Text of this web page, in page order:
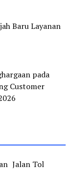
Baru Layanan
pada
Customer
Jalan Tol